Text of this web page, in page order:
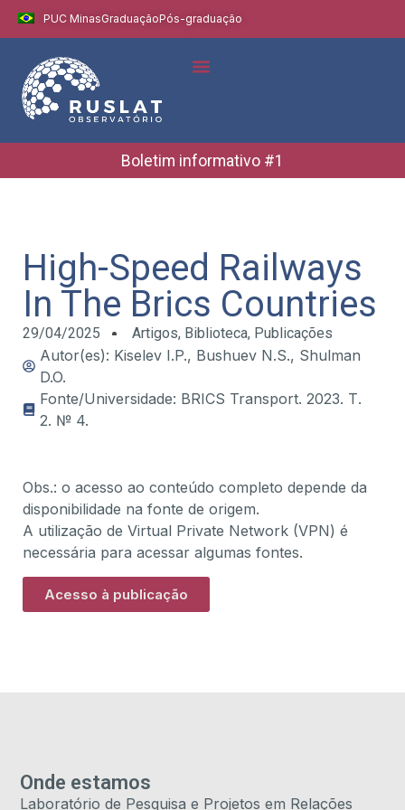
PUC MinasGraduaçãoPós-graduação
Boletim informativo #1
High-Speed Railways
In The Brics Countries
29/04/2025 Artigos, Biblioteca, Publicações
Autor(es): Kiselev I.P., Bushuev N.S., Shulman
D.O.
Fonte/Universidade: BRICS Transport. 2023. Т.
2. № 4.
Obs.: o acesso ao conteúdo completo depende da
disponibilidade na fonte de origem.
A utilização de Virtual Private Network (VPN) é
necessária para acessar algumas fontes.
Acesso à publicação
Onde estamos
Laboratório de Pesquisa e Projetos em Relações